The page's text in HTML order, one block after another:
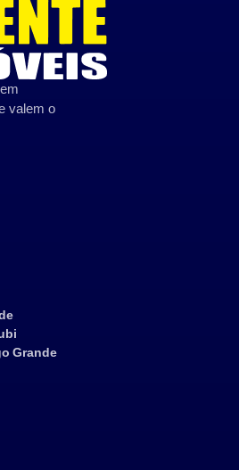
Sauna
PRIVATIVAS
valem o
Grande